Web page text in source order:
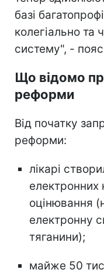
базі
колегіально та
систему", -
Що відомо
реформи
Від початку
реформи:
лікарі
електронних
оцінювання
електронну
тяганини);
майже 50